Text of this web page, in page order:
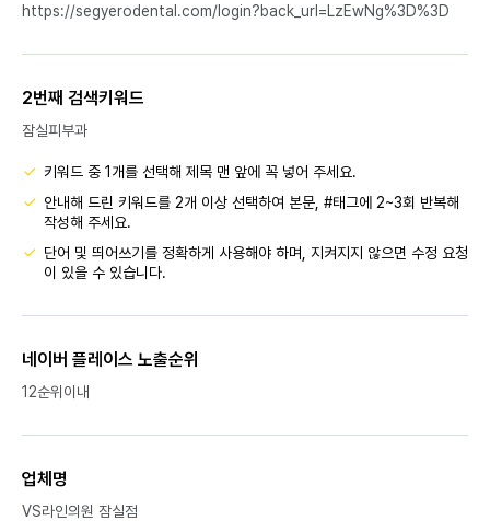
https://segyerodental.com/login?back_url=LzEwNg%3D%3D
2번째 검색키워드
잠실피부과
키워드 중 1개를 선택해 제목 맨 앞에 꼭 넣어 주세요.
안내해 드린 키워드를 2개 이상 선택하여 본문, #태그에 2~3회 반복해
작성해 주세요.
단어 및 띄어쓰기를 정확하게 사용해야 하며, 지켜지지 않으면 수정 요청
이 있을 수 있습니다.
네이버 플레이스 노출순위
12순위이내
업체명
VS라인의원 잠실점